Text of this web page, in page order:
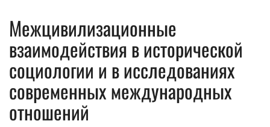
Межцивилизационные
взаимодействия в исторической
социологии и в исследованиях
современных международных
отношений